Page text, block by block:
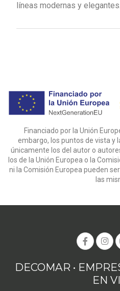
líneas modernas y elegantes.
Financiado por la Unión
embargo, los puntos de vista y
únicamente los del autor o
los de la Unión Europea o la
ni la Comisión Europea pueden
las
DECOMAR •
EN